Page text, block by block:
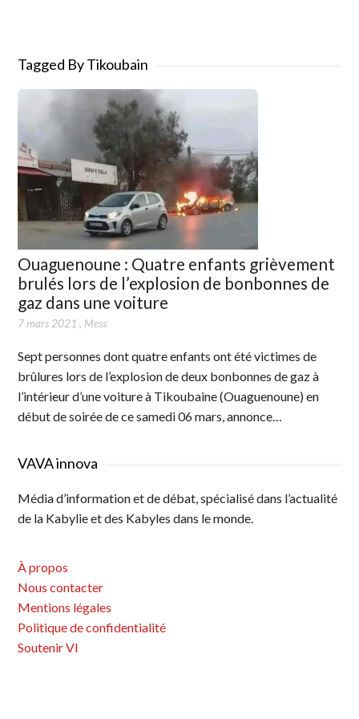
Tagged By Tikoubain
Ouaguenoune : Quatre enfants grièvement
brulés lors de l’explosion de bonbonnes de
gaz dans une voiture
7 mars 2021 , Mess
Sept personnes dont quatre enfants ont été victimes de
brûlures lors de l’explosion de deux bonbonnes de gaz à
l’intérieur d’une voiture à Tikoubaine (Ouaguenoune) en
début de soirée de ce samedi 06 mars, annonce…
VAVA innova
Média d’information et de débat, spécialisé dans l’actualité
de la Kabylie et des Kabyles dans le monde.
À propos
Nous contacter
Mentions légales
Politique de confidentialité
Soutenir VI